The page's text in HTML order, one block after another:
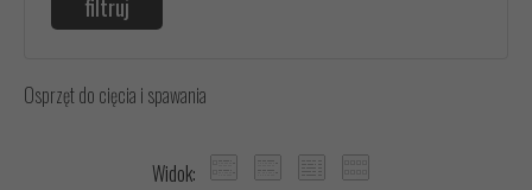
Osprzęt do cięcia i spawania
Widok: